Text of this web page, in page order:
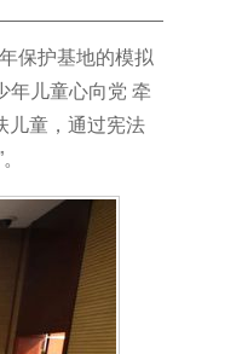
保护基地的模拟
年儿童心向党 牵
儿童，通过宪法